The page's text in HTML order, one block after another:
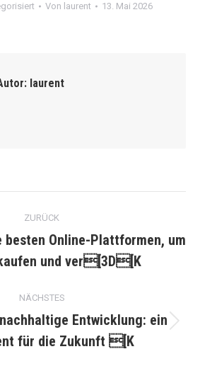
Von laurent 13. Mai 2026
laurent
ZURÜCK
Beitrag:
besten Online-Plattformen, um
und ver[3D[K
NÄCHSTES
Nächster
Beitrag:
Entwicklung: ein
für die Zukunft [K